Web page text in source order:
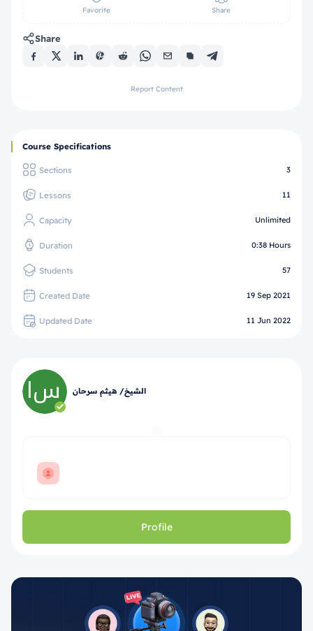
Favorite Share
Share
Report Content
Course Specifications
Sections 3
Lessons 11
Capacity Unlimited
Duration 0:38 Hours
Students 57
Created Date 19 Sep 2021
Updated Date 11 Jun 2022
الشيخ/ هيثم سرحان
Profile